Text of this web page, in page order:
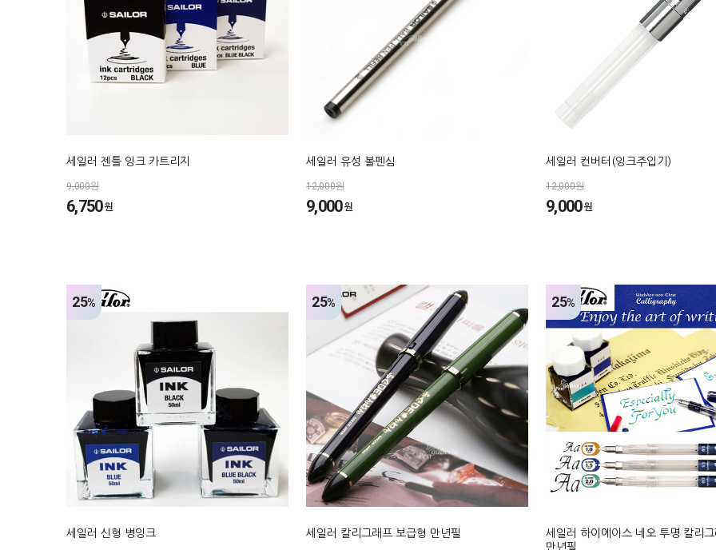
세일러 젠틀 잉크 카트리지
9,000원
6,750원
세일러 유성 볼펜심
12,000원
9,000원
세일러 컨버터(잉크주입기)
12,000원
9,000원
25%
세일러 신형 병잉크
25%
세일러 칼리그래프 보급형 만년필
25%
세일러 하이에이스 네오 투명 칼리
만년필